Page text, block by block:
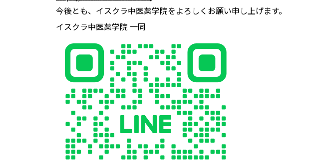
今後とも、イスクラ中医薬学院をよろしくお願い申し上げます。
イスクラ中医薬学院 一同